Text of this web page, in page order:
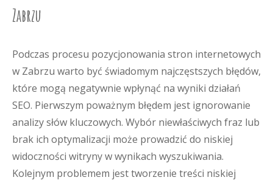
Zabrzu
Podczas procesu pozycjonowania stron internetowych
w Zabrzu warto być świadomym najczęstszych błędów,
które mogą negatywnie wpłynąć na wyniki działań
SEO. Pierwszym poważnym błędem jest ignorowanie
analizy słów kluczowych. Wybór niewłaściwych fraz lub
brak ich optymalizacji może prowadzić do niskiej
widoczności witryny w wynikach wyszukiwania.
Kolejnym problemem jest tworzenie treści niskiej